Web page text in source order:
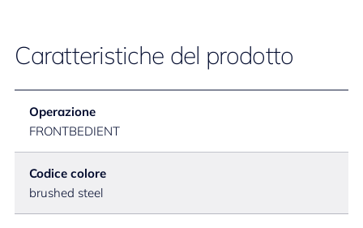
Caratteristiche del prodotto
Operazione
FRONTBEDIENT
Codice colore
brushed steel